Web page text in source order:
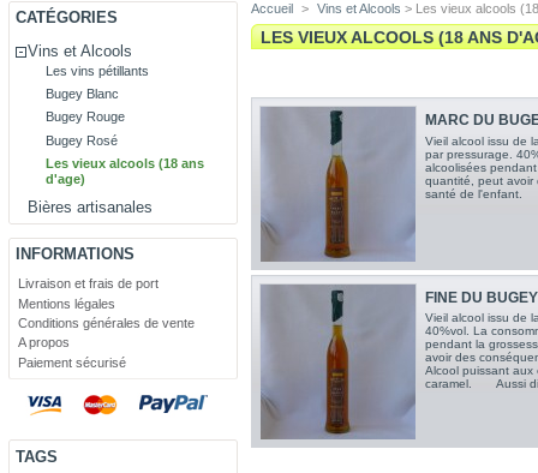
CATÉGORIES
Vins et Alcools
Les vins pétillants
Bugey Blanc
Bugey Rouge
Bugey Rosé
Les vieux alcools (18 ans
d'age)
Bières artisanales
INFORMATIONS
Livraison et frais de port
Mentions légales
Conditions générales de vente
A propos
Paiement sécurisé
TAGS
Accueil > Vins et Alcools > Les vieux alcools
LES VIEUX ALCOOLS (18 ANS
MARC DU
Vieil alcool issu de
par pressurage.
alcoolisées
quantité, peut avoir
santé de l'enfant.
FINE DU
Vieil alcool issu de
40%vol. La
pendant la
avoir des
Alcool puissant aux
caramel. Aussi